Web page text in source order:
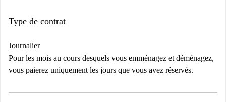
Type de contrat
Journalier
Pour les mois au cours desquels vous emménagez et déménagez,
vous paierez uniquement les jours que vous avez réservés.